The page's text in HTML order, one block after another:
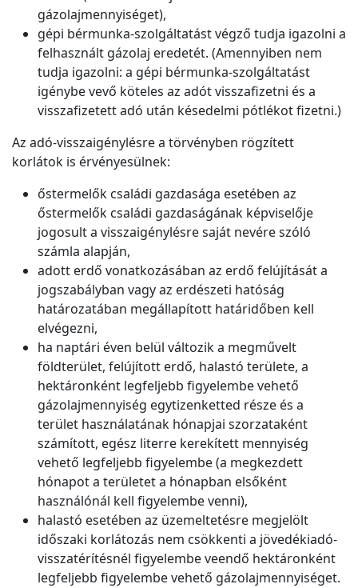
gázolajmennyiséget),
gépi bérmunka-szolgáltatást végző tudja igazolni a
felhasznált gázolaj eredetét. (Amennyiben nem
tudja igazolni: a gépi bérmunka-szolgáltatást
igénybe vevő köteles az adót visszafizetni és a
visszafizetett adó után késedelmi pótlékot fizetni.)
Az adó-visszaigénylésre a törvényben rögzített
korlátok is érvényesülnek:
őstermelők családi gazdasága esetében az
őstermelők családi gazdaságának képviselője
jogosult a visszaigénylésre saját nevére szóló
számla alapján,
adott erdő vonatkozásában az erdő felújítását a
jogszabályban vagy az erdészeti hatóság
határozatában megállapított határidőben kell
elvégezni,
ha naptári éven belül változik a megművelt
földterület, felújított erdő, halastó területe, a
hektáronként legfeljebb figyelembe vehető
gázolajmennyiség egytizenketted része és a
terület használatának hónapjai szorzataként
számított, egész literre kerekített mennyiség
vehető legfeljebb figyelembe (a megkezdett
hónapot a területet a hónapban elsőként
használónál kell figyelembe venni),
halastó esetében az üzemeltetésre megjelölt
időszaki korlátozás nem csökkenti a jövedékiadó-
visszatérítésnél figyelembe veendő hektáronként
legfeljebb figyelembe vehető gázolajmennyiséget.